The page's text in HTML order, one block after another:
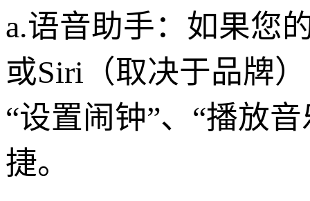
a.语音助手：如果您
或Siri（取决于品牌
“设置闹钟”、“播放
捷。